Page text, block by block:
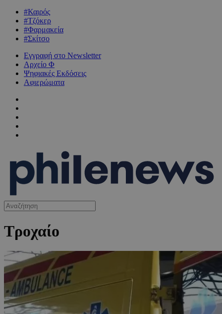
#Καιρός
#Τζόκερ
#Φαρμακεία
#Σκίτσο
Εγγραφή στο Newsletter
Αρχείο Φ
Ψηφιακές Εκδόσεις
Αφιερώματα
Τροχαίο